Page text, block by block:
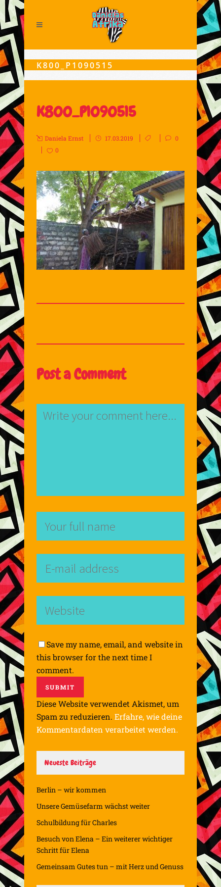
K800_P1090515
K800_P1090515
Daniela Ernst 17.03.2019
0
0
Post a Comment
Save my name, email, and website in
this browser for the next time I
comment.
Diese Website verwendet Akismet, um
Spam zu reduzieren. Erfahre, wie deine
Kommentardaten verarbeitet werden.
Neueste Beiträge
Berlin – wir kommen
Unsere Gemüsefarm wächst weiter
Schulbildung für Charles
Besuch von Elena – Ein weiterer wichtiger
Schritt für Elena
Gemeinsam Gutes tun – mit Herz und Genuss